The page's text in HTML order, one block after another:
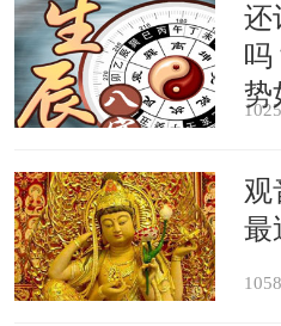
度。让夫妻之间的
有温度。
摆鸳鸯促进婚姻
每个结婚的夫
堆鸳鸯，鸳鸯在我
还
吗
势
观
最